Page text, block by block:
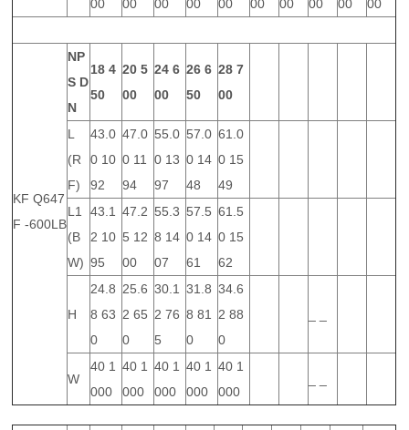
00 00 00 00 00 00 00 00 00 00
KF Q647
F -600LB
NP
S D
N
18 4
50
20 5
00
24 6
00
26 6
50
28 7
00
L
(R
F)
43.0
0 10
92
47.0
0 11
94
55.0
0 13
97
57.0
0 14
48
61.0
0 15
49
L1
(B
W)
43.1
2 10
95
47.2
5 12
00
55.3
8 14
07
57.5
0 14
61
61.5
0 15
62
H
24.8
8 63
0
25.6
2 65
0
30.1
2 76
5
31.8
8 81
0
34.6
2 88
0
W
40 1
000
40 1
000
40 1
000
40 1
000
40 1
000